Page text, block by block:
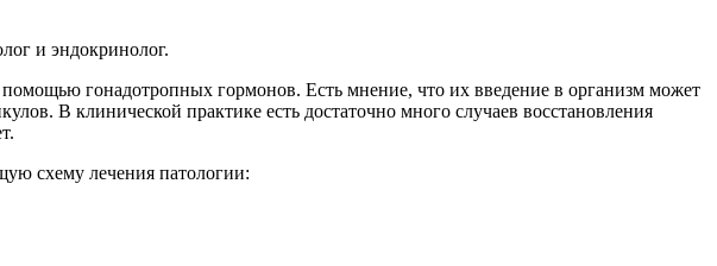
и эндокринолог.
гонадотропных гормонов. Есть мнение, что их введение в организм может
В клинической практике есть достаточно много случаев восстановления
схему лечения патологии: